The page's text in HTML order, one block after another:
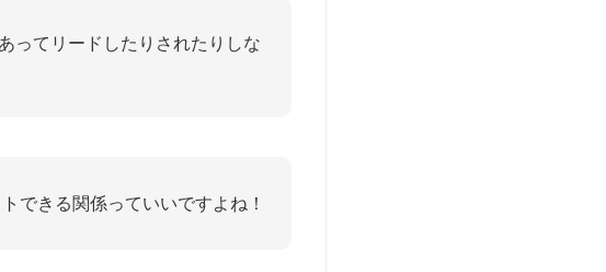
ってリードしたりされたりしな
できる関係っていいですよね！